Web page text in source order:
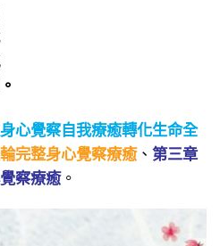
身心覺察自我療癒轉化生命全
完整身心覺察療癒、 第三章
察療癒。